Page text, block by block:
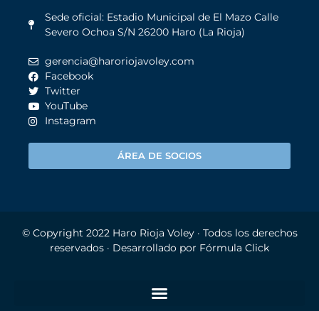
Sede oficial: Estadio Municipal de El Mazo Calle
Severo Ochoa S/N 26200 Haro (La Rioja)
gerencia@haroriojavoley.com
Facebook
Twitter
YouTube
Instagram
ÁREA DE SOCIOS
© Copyright 2022 Haro Rioja Voley· Todos los derechos
reservados · Desarrollado por Fórmula Click